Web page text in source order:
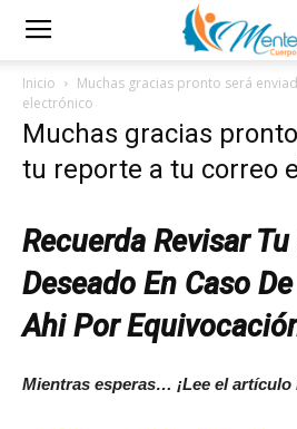
Inicio
Muchas gracias pronto será
electrónico
Muchas gracias
tu reporte a tu correo
Recuerda Revisar
Deseado En Caso
Ahi Por
Mientras esperas… ¡Lee el